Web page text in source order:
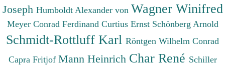
Joseph Humboldt Alexander von Wagner Winifred
Meyer Conrad Ferdinand Curtius Ernst Schönberg Arnold
Schmidt-Rottluff Karl Röntgen Wilhelm Conrad
Capra Fritjof Mann Heinrich Char René Schiller